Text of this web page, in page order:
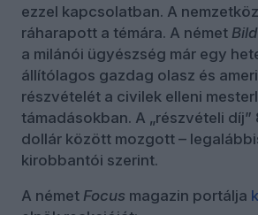
ezzel kapcsolatban. A
ráharapott a témára. A német Bild
a milánói ügyészség már egy
állítólagos gazdag olasz és
részvételét a civilek elleni
támadásokban. A „részvételi díj”
dollár között mozgott –
kirobbantói szerint.
A német Focus magazin portálja